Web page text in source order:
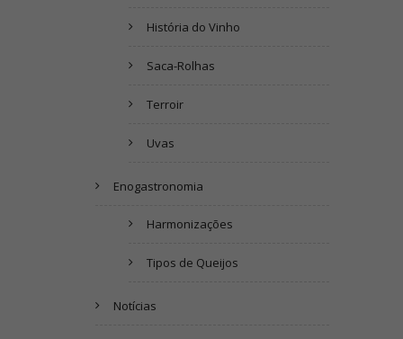
História do Vinho
Saca-Rolhas
Terroir
Uvas
Enogastronomia
Harmonizações
Tipos de Queijos
Notícias